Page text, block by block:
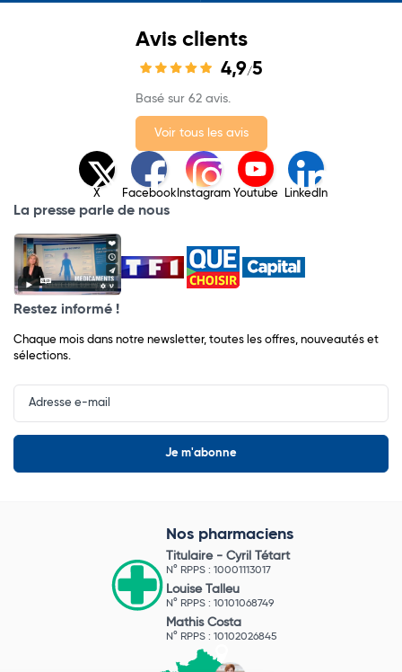
Avis clients
4,9/5
Basé sur 62 avis.
Voir tous les avis
X Facebook Instagram Youtube LinkedIn
La presse parle de nous
Restez informé !
Chaque mois dans notre newsletter, toutes les offres, nouveautés et
sélections.
Input
Newsletter
Nos pharmaciens
Titulaire - Cyril Tétart
N° RPPS : 10001113017
Louise Talleu
N° RPPS : 10101068749
Mathis Costa
N° RPPS : 10102026845